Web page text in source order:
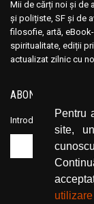
Pentru
site,
utilizare
Mii de cărți noi și de
și polițiste, SF și de
filosofie, artă,
spiritualitate, ediții
actualizat zilnic cu
ABONEAZĂ-TE LA
Introduceți adresa